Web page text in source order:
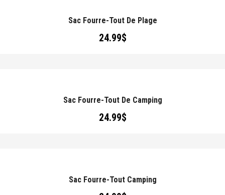
Sac Fourre-Tout De Plage
24.99$
Sac Fourre-Tout De Camping
24.99$
Sac Fourre-Tout Camping